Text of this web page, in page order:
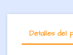
Detalles del